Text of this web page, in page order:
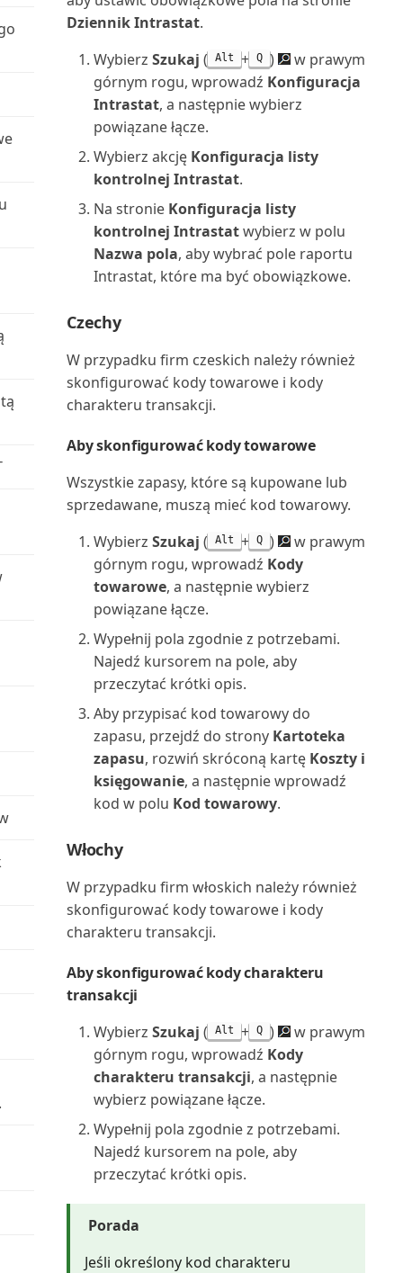
Projekty wg nabywców (raport)
Przedmiot serwisu: Zużycie
zasobów (raport)
Przedmioty serwisu (raport)
Przedmioty serwisu bez
gwarancji (raport)
Przedpłacone zapisy kontraktu
(raport)
Płatności wstrzymane (raport)
Rachunek przepływów
pieniężnych (raport)
Raport uzgodnienia VAT (raport)
Raportowanie finansowe
(raport)
Rejestr K/G (raport)
Rejestr konserwacji (raport)
Rejestr projektów (raport)
Rejestr ubezpieczeń (raport)
Rejestr VAT (raport)
Rejestr zasobów (raport)
Rejestr środków trwałych
Rentowność cennika
serwisowego (raport)
Rozwinięcie ilościowe BOM
(raport)
Saldo rachunku kosztów/budżet
(raport)
Saldo roku obrachunkowego
(raport)
Saldo waluty obcej (raport 503)
Segment: etykiety (raport)
Segment: kontakty (raport)
Dziennik Intrastat.
Wybierz Szukaj ( Alt + Q )
w prawym
górnym rogu, wprowadź Konfiguracja
Intrastat, a następnie wybierz
powiązane łącze.
Wybierz akcję Konfiguracja listy
kontrolnej Intrastat.
Na stronie Konfiguracja listy
kontrolnej Intrastatwybierz w polu
Nazwa pola, aby wybrać pole raportu
Intrastat, które ma być obowiązkowe.
Czechy
W przypadku firm czeskich należy również
skonfigurować kody towarowe i kody
charakteru transakcji.
Aby skonfigurować kody towarowe
Wszystkie zapasy, które są kupowane lub
sprzedawane, muszą mieć kod towarowy.
Wybierz Szukaj ( Alt + Q )
w prawym
górnym rogu, wprowadź Kody
towarowe, a następnie wybierz
powiązane łącze.
Wypełnij pola zgodnie z potrzebami.
Najedź kursorem na pole, aby
przeczytać krótki opis.
Aby przypisać kod towarowy do
zapasu, przejdź do strony Kartoteka
zapasu, rozwiń skróconą kartę Koszty i
księgowanie, a następnie wprowadź
kod w polu Kod towarowy.
Włochy
W przypadku firm włoskich należy również
skonfigurować kody towarowe i kody
charakteru transakcji.
Aby skonfigurować kody charakteru
transakcji
Wybierz Szukaj ( Alt + Q )
w prawym
górnym rogu, wprowadź Kody
charakteru transakcji, a następnie
wybierz powiązane łącze.
Wypełnij pola zgodnie z potrzebami.
Najedź kursorem na pole, aby
przeczytać krótki opis.
Porada
Jeśli określony kod charakteru